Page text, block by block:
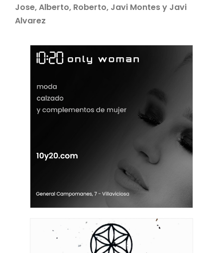
Jose, Alberto, Roberto, Javi Montes y Javi
Alvarez